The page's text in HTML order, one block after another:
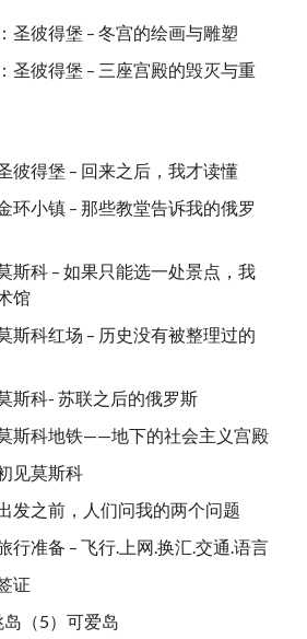
圣彼得堡 – 冬宫的绘画与雕塑
圣彼得堡 – 三座宫殿的毁灭与重
彼得堡 – 回来之后，我才读懂
环小镇 – 那些教堂告诉我的俄罗
斯科 – 如果只能选一处景点，我
馆
斯科红场 – 历史没有被整理过的
斯科- 苏联之后的俄罗斯
斯科地铁——地下的社会主义宫殿
见莫斯科
发之前，人们问我的两个问题
行准备 – 飞行.上网.换汇.交通.语言
证
岛（5）可爱岛